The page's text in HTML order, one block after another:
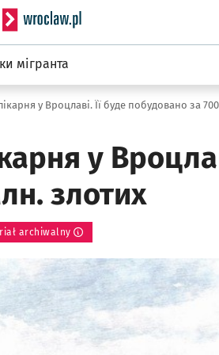
Serwis informacyjny
мігранта
у
злотих
archiwalny